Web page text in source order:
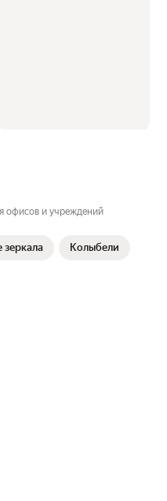
офисов и учреждений
зеркала Колыбели